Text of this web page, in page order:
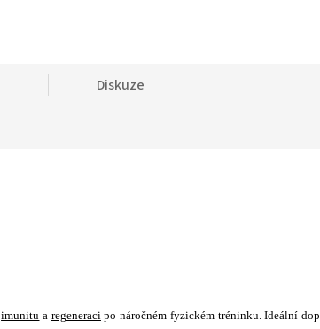
Diskuze
imunitu a regeneracipo náročném fyzickém tréninku. Ideální